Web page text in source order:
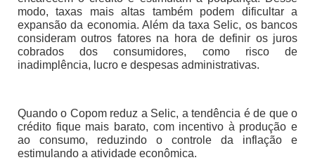
modo, taxas mais altas também podem dificultar a
expansão da economia. Além da taxa Selic, os bancos
consideram outros fatores na hora de definir os juros
cobrados dos consumidores, como risco de
inadimplência, lucro e despesas administrativas.
Quando o Copom reduz a Selic, a tendência é de que o
crédito fique mais barato, com incentivo à produção e
ao consumo, reduzindo o controle da inflação e
estimulando a atividade econômica.